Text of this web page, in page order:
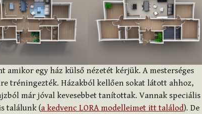
amikor egy ház külső nézetét kérjük. A mesterséges
tréningezték. Házakból kellően sokat látott ahhoz,
már jóval kevesebbet tanítottak. Vannak speciális
találunk (a kedvenc LORA modelleimet itt találod). De